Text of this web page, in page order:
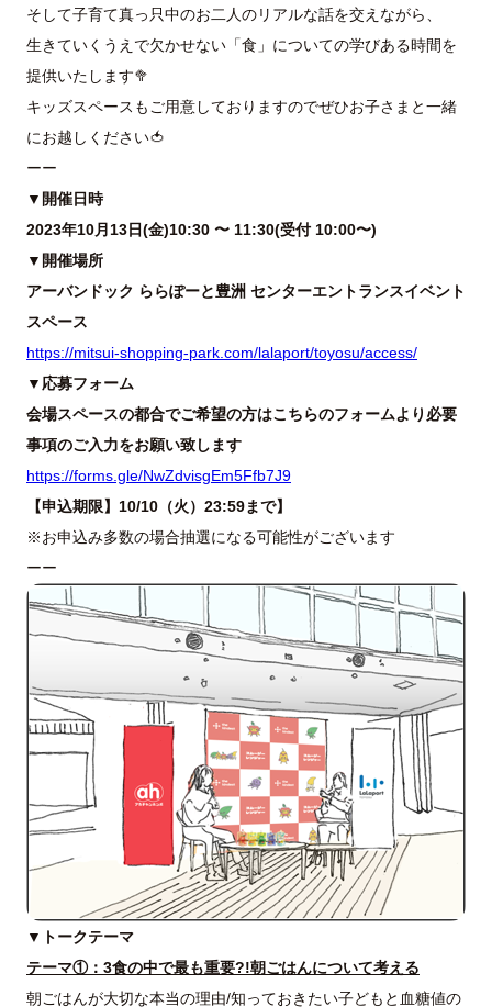
そして子育て真っ只中のお二人のリアルな話を交えながら、
生きていくうえで欠かせない「食」についての学びある時間を
提供いたします🥦
キッズスペースもご用意しておりますのでぜひお子さまと一緒
にお越しください🍅
ーー
▼開催日時
2023年10月13日(金)10:30 〜 11:30(受付 10:00〜)
▼開催場所
アーバンドック ららぽーと豊洲 センターエントランスイベント
スペース
https://mitsui-shopping-park.com/lalaport/toyosu/access/
▼応募フォーム
会場スペースの都合でご希望の方はこちらのフォームより必要
事項のご入力をお願い致します
https://forms.gle/NwZdvisgEm5Ffb7J9
【申込期限】10/10（火）23:59まで】
※お申込み多数の場合抽選になる可能性がございます
ーー
▼トークテーマ
テーマ①：3食の中で最も重要?!朝ごはんについて考える
朝ごはんが大切な本当の理由/知っておきたい子どもと血糖値の